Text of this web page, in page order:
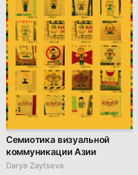
Семиотика визуальной
коммуникации Азии
Darya Zaytseva